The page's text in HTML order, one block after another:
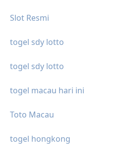
Slot Resmi
togel sdy lotto
togel sdy lotto
togel macau hari ini
Toto Macau
togel hongkong